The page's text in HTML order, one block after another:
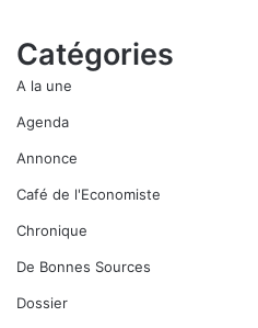
Catégories
A la une
Agenda
Annonce
Café de l'Economiste
Chronique
De Bonnes Sources
Dossier